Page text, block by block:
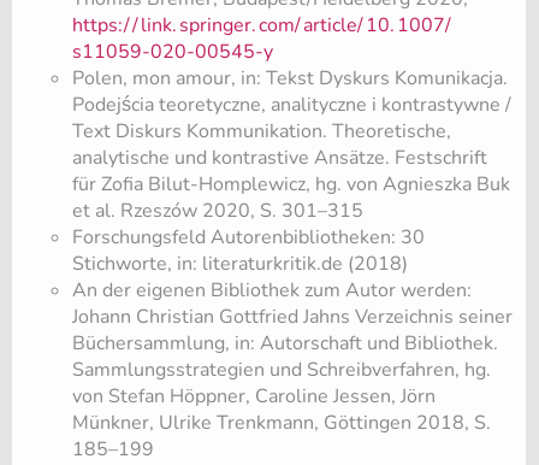
https://link.springer.com/article/10. 1007/
s11059-020-00545-y
Polen, mon amour, in: Tekst Dyskurs Komunikacja.
Podejścia teoretyczne, analityczne i kontrastywne /
Text Diskurs Kommunikation. Theoretische,
analytische und kontrastive Ansätze. Festschrift
für Zofia Bilut-Homplewicz, hg. von Agnieszka Buk
et al. Rzeszów 2020, S. 301–315
Forschungsfeld Autorenbibliotheken: 30
Stichworte, in: literaturkritik.de (2018)
An der eigenen Bibliothek zum Autor werden:
Johann Christian Gottfried Jahns Verzeichnis seiner
Büchersammlung, in: Autorschaft und Bibliothek.
Sammlungsstrategien und Schreibverfahren, hg.
von Stefan Höppner, Caroline Jessen, Jörn
Münkner, Ulrike Trenkmann, Göttingen 2018, S.
185–199